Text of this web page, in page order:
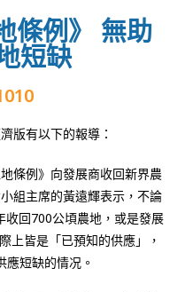
條例》 無助
短缺
版有以下的報導：
條例》向發展商收回新界農
組主席的黃遠輝表示，不論
收回700公頃農地，或是發展
上皆是「已預知的供應」，
短缺的情况。